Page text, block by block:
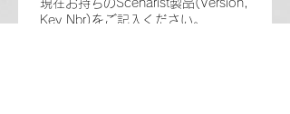
現在お持ちのScenarist製品(Version,
Key Nbr)をご記入ください。